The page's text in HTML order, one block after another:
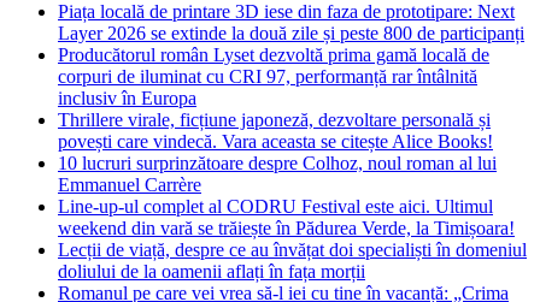
Piața locală de printare 3D iese din faza de prototipare: Next
Layer 2026 se extinde la două zile și peste 800 de participanți
Producătorul român Lyset dezvoltă prima gamă locală de
corpuri de iluminat cu CRI 97, performanță rar întâlnită
inclusiv în Europa
Thrillere virale, ficțiune japoneză, dezvoltare personală și
povești care vindecă. Vara aceasta se citește Alice Books!
10 lucruri surprinzătoare despre Colhoz, noul roman al lui
Emmanuel Carrère
Line-up-ul complet al CODRU Festival este aici. Ultimul
weekend din vară se trăiește în Pădurea Verde, la Timișoara!
Lecții de viață, despre ce au învățat doi specialiști în domeniul
doliului de la oamenii aflați în fața morții
Romanul pe care vei vrea să-l iei cu tine în vacanță: „Crima